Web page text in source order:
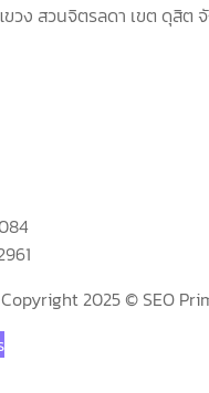
ขวง สวนจิตรลดา เขต ดุสิต
Copyright 2025 © SEO